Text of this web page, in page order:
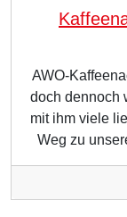
AWO-
doch dennoch
mit ihm viele
Weg zu